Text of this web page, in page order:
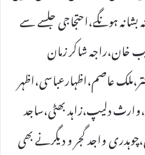
ہونگے،احتجاجی جلسے سے
خان،راجہ شاکر زمان
عاصم،اظہارعباسی،اظہر
دلیپ،زاہد بھٹی،ساجد
واجد گجر و دیگرنے بھی